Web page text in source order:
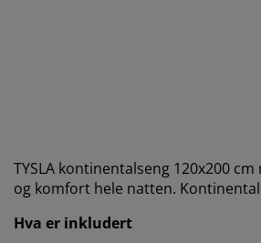
TYSLA kontinentalseng 120x200
og komfort hele natten.
Hva er inkludert